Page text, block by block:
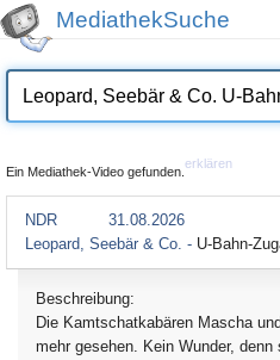
MediathekSuche
Ein Mediathek-Video gefunden.
erklären
NDR
31.08.2026
Leopard, Seebär & Co. - U-Bahn-
Beschreibung:
Die Kamtschatkabären Mascha
mehr gesehen. Kein Wunder,